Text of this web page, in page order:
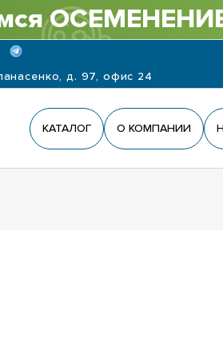
д. 97, офис 24
КАТАЛОГ О КОМПАНИИ